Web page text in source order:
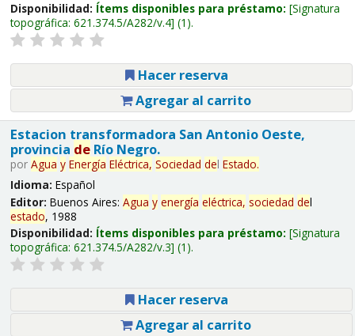
Disponibilidad: Ítems disponibles para préstamo: Signatura
topográfica: 621.374.5/A282/v.4 (1).
Hacer reserva
Agregar al carrito
Estacion transformadora San Antonio Oeste,
provincia deRío Negro.
por Agua y Energía Eléctrica, Sociedad del Estado.
Idioma: Español
Editor: Buenos Aires: Agua y energía eléctrica, sociedad del
estado, 1988
Disponibilidad: Ítems disponibles para préstamo: Signatura
topográfica: 621.374.5/A282/v.3 (1).
Hacer reserva
Agregar al carrito